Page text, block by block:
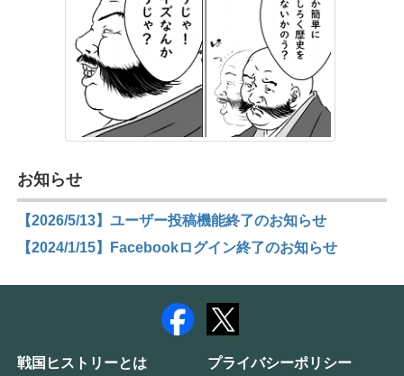
お知らせ
【2026/5/13】ユーザー投稿機能終了のお知らせ
【2024/1/15】Facebookログイン終了のお知らせ
戦国ヒストリーとは プライバシーポリシー